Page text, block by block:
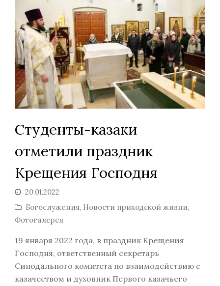
Студенты-казаки
отметили праздник
Крещения Господня
20.01.2022
Богослужения, Новости приходской жизни,
Фотогалерея
19 января 2022 года, в праздник Крещения
Господня, ответственный секретарь
Синодального комитета по взаимодействию с
казачеством и духовник Первого казачьего